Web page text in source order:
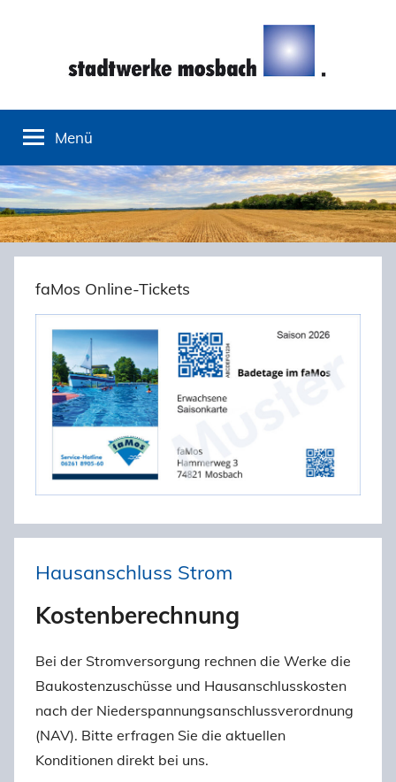
Stadtwerke
Mosbach
Menü
Hausanschluss Strom
Kostenberechnung
Bei der Stromversorgung rechnen die Werke die
Baukostenzuschüsse und Hausanschlusskosten
nach der Niederspannungsanschlussverordnung
(NAV). Bitte erfragen Sie die aktuellen
Konditionen direkt bei uns.
faMos Online-Tickets